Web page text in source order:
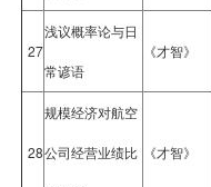
27
浅议概率论与日
常谚语
《才智》
28
规模经济对航空
公司经营业绩比 《才智》